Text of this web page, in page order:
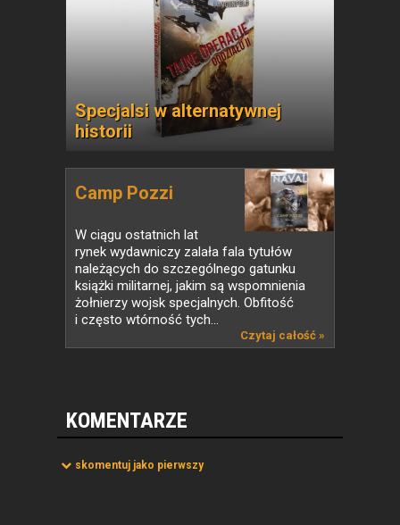
Specjalsi w alternatywnej
historii
Camp Pozzi
W ciągu ostatnich lat
rynek wydawniczy zalała fala tytułów
należących do szczególnego gatunku
książki militarnej, jakim są wspomnienia
żołnierzy wojsk specjalnych. Obfitość
i często wtórność tych...
Czytaj całość »
KOMENTARZE
skomentuj jako pierwszy